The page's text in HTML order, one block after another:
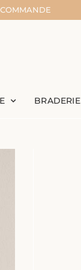
BRADERIE